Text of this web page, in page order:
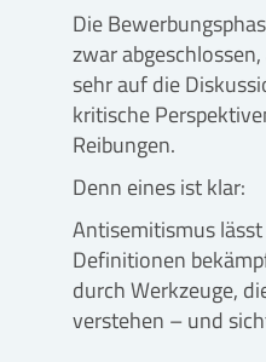
Die
zwar
sehr auf die
kritische
Reibungen.
Denn eines ist klar:
Antisemitismus
Definitionen
durch Werkzeuge,
verstehen – und